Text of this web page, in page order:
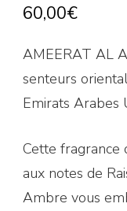
60,00€
AMEERAT AL
senteurs
Emirats Arabes
Cette fragrance
aux notes de
Ambre vous